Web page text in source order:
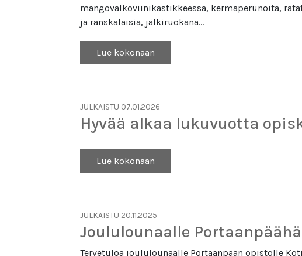
mangovalkoviinikastikkeessa, kermaperunoita,
ja ranskalaisia, jälkiruokana…
Lue kokonaan
JULKAISTU 07.01.2026
Hyvää alkaa lukuvuotta
Lue kokonaan
JULKAISTU 20.11.2025
Joululounaalle
Tervetuloa joululounaalle Portaanpään opistolle